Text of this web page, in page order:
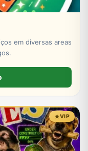
em diversas areas
VIP